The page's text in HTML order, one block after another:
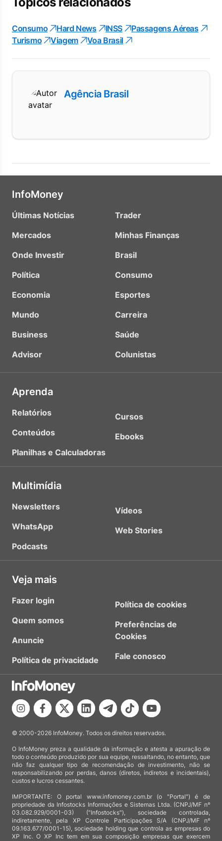
Consumo Hard News INSS
Passagens Aéreas
Turismo
Viagem Voa Brasil
Agência Brasil
InfoMoney
Últimas Notícias
Mercados
Onde Investir
Política
Economia
Mundo
Business
Advisor
Trader
Minhas Finanças
Brasil
Consumo
Esportes
Carreira
Saúde
Colunistas
Aprenda
Relatórios
Conteúdos
Planilhas e Calculadoras
Cursos
Ebooks
Multimídia
Newsletters
WhatsApp
Podcasts
Vídeos
Web Stories
Veja mais
Fazer login
Quem somos
Anuncie
Política de privacidade
Política de cookies
Preferências de
Cookies
Fale conosco
© 2000-2026 InfoMoney. Todos os direitos reservados.
O InfoMoney preza a qualidade da informação e atesta a apuração de
todo o conteúdo produzido por sua equipe, ressaltando, no entanto, que
não faz qualquer tipo de recomendação de investimento, não se
responsabilizando por perdas, danos (diretos, indiretos e incidentais),
custos e lucros cessantes.
IMPORTANTE: O portal www.infomoney.com.br (o "Portal") é de
propriedade da Infostocks Informações e Sistemas Ltda. (CNPJ/MF nº
03.082.929/0001-03) ("Infostocks"), sociedade controlada,
indiretamente, pela XP Controle Participações S/A (CNPJ/MF nº
09.163.677/0001-15), sociedade holding que controla as empresas do
XP Inc. O XP Inc tem em sua composição empresas que exercem